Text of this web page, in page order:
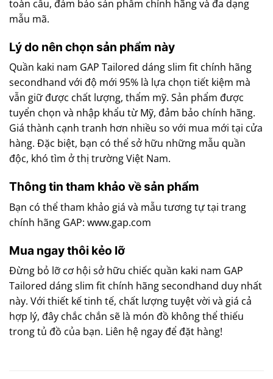
toàn cầu, đảm bảo sản phẩm chính hãng và đa dạng
mẫu mã.
Lý do nên chọn sản phẩm này
Quần kaki nam GAP Tailored dáng slim fit chính hãng
secondhand với độ mới 95% là lựa chọn tiết kiệm mà
vẫn giữ được chất lượng, thẩm mỹ. Sản phẩm được
tuyển chọn và nhập khẩu từ Mỹ, đảm bảo chính hãng.
Giá thành cạnh tranh hơn nhiều so với mua mới tại cửa
hàng. Đặc biệt, bạn có thể sở hữu những mẫu quần
độc, khó tìm ở thị trường Việt Nam.
Thông tin tham khảo về sản phẩm
Bạn có thể tham khảo giá và mẫu tương tự tại trang
chính hãng GAP: www.gap.com
Mua ngay thôi kẻo lỡ
Đừng bỏ lỡ cơ hội sở hữu chiếc quần kaki nam GAP
Tailored dáng slim fit chính hãng secondhand duy nhất
này. Với thiết kế tinh tế, chất lượng tuyệt vời và giá cả
hợp lý, đây chắc chắn sẽ là món đồ không thể thiếu
trong tủ đồ của bạn. Liên hệ ngay để đặt hàng!